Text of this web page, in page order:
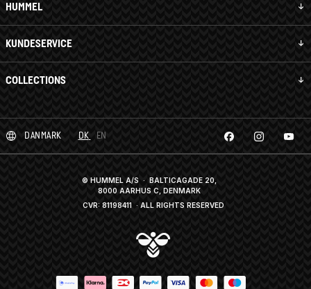
HUMMEL
KUNDESERVICE
COLLECTIONS
DANMARK DK EN
© HUMMEL A/S · BALTICAGADE 20,
8000 AARHUS C, DENMARK
CVR: 81198411· ALL RIGHTS RESERVED